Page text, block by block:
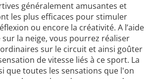
généralement amusantes et
les plus efficaces pour stimuler
ou encore la créativité. A l’aide
la neige, vous pourrez réaliser
sur le circuit et ainsi goûter
de vitesse liés à ce sport. La
que toutes les sensations que l'on